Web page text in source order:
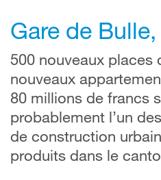
Gare de
500 nouveaux places
nouveaux
80 millions de francs
probablement l’un
de construction
produits dans le